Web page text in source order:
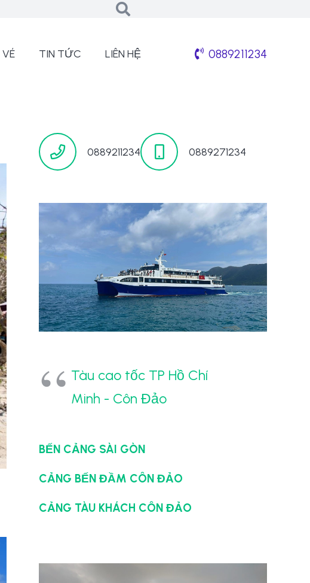
TIN TỨC LIÊN HỆ 0889211234
0889211234 0889271234
Tàu cao tốc TP Hồ Chí
Minh - Côn Đảo
BẾN CẢNG SÀI GÒN
CẢNG BẾN ĐẦM CÔN ĐẢO
CẢNG TÀU KHÁCH CÔN ĐẢO